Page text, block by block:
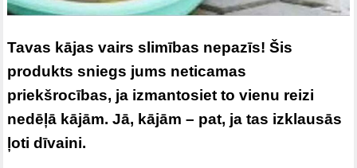
Tavas kājas vairs slimības nepazīs! Šis
produkts sniegs jums neticamas
priekšrocības, ja izmantosiet to vienu reizi
nedēļā kājām. Jā, kājām – pat, ja tas izklausās
ļoti dīvaini.